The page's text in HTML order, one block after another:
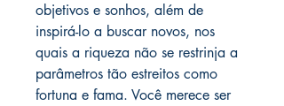
objetivos e sonhos, além de
inspirá-lo a buscar novos, nos
quais a riqueza não se restrinja a
parâmetros tão estreitos como
fortuna e fama. Você merece ser